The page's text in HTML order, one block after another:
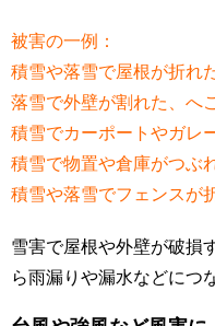
被害の一例：
積雪や落雪で屋根が折れ
落雪で外壁が割れた、へ
積雪でカーポートやガレ
積雪で物置や倉庫がつぶ
積雪や落雪でフェンス
雪害で屋根や外壁が破損
ら雨漏りや漏水などにつ